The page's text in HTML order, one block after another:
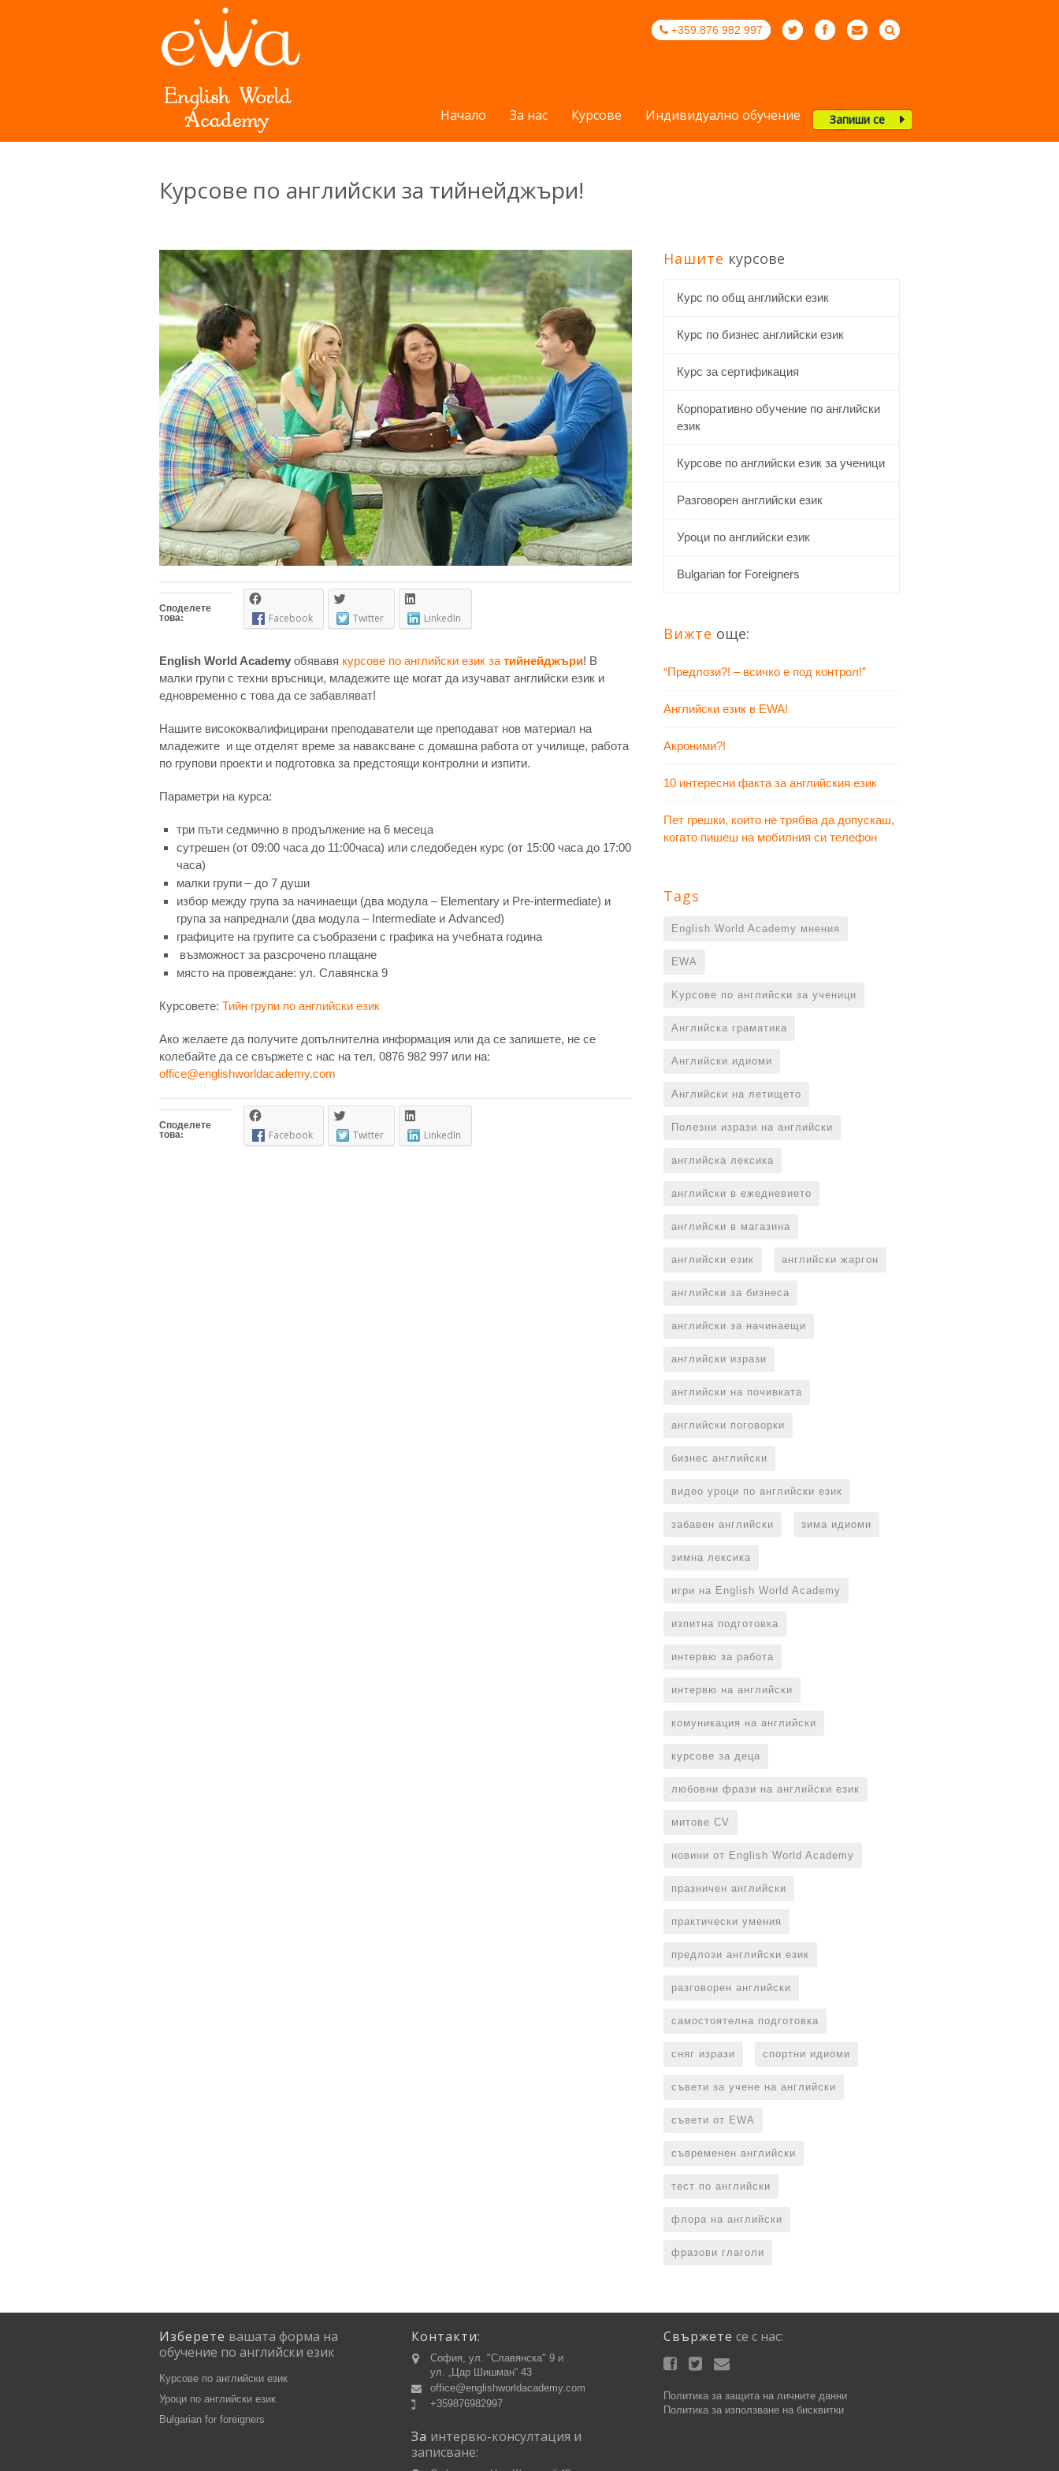
Начало За нас Курсове Индивидуално обучение Запиши се
+359.876 982 997
Курсове по английски за тийнейджъри!
Споделете
това: Facebook Twitter LinkedIn
English World Academy обявавя курсове по английски език за тийнейджъри! В
малки групи с техни връсници, младежите ще могат да изучават английски език и
едновременно с това да се забавляват!
Нашите висококвалифицирани преподаватели ще преподават нов материал на
младежите и ще отделят време за наваксване с домашна работа от училище, работа
по групови проекти и подготовка за предстоящи контролни и изпити.
Параметри на курса:
три пъти седмично в продължение на 6 месеца
сутрешен (от 09:00 часа до 11:00часа) или следобеден курс (от 15:00 часа до 17:00
часа)
малки групи – до 7 души
избор между група за начинаещи (два модула – Elementary и Pre-intermediate) и
група за напреднали (два модула – Intermediate и Advanced)
графиците на групите са съобразени с графика на учебната година
възможност за разсрочено плащане
място на провеждане: ул. Славянска 9
Курсовете: Тийн групи по английски език
Ако желаете да получите допълнителна информация или да се запишете, не се
колебайте да се свържете с нас на тел. 0876 982 997 или на:
office@englishworldacademy.com
Споделете
това: Facebook Twitter LinkedIn
Нашите курсове
Курс по общ английски език
Курс по бизнес английски език
Курс за сертификация
Корпоративно обучение по английски
език
Курсове по английски език за ученици
Разговорен английски език
Уроци по английски език
Bulgarian for Foreigners
Вижте още:
“Предлози?! – всичко е под контрол!”
Английски език в EWA!
Акроними?!
10 интересни факта за английския език
Пет грешки, които не трябва да допускаш,
когато пишеш на мобилния си телефон
Tags
English World Academy мнения
EWA
Kурсове по английски за ученици
Английска граматика
Английски идиоми
Английски на летището
Полезни изрази на английски
английска лексика
английски в ежедневието
английски в магазина
английски език английски жаргон
английски за бизнеса
английски за начинаещи
английски изрази
английски на почивката
английски поговорки
бизнес английски
видео уроци по английски език
забавен английски зима идиоми
зимна лексика
игри на English World Academy
изпитна подготовка
интервю за работа
интервю на английски
комуникация на английски
курсове за деца
любовни фрази на английски език
митове CV
новини от English World Academy
празничен английски
практически умения
предлози английски език
разговорен английски
самостоятелна подготовка
сняг изрази спортни идиоми
съвети за учене на английски
съвети от EWA
съвременен английски
тест по английски
флора на английски
фразови глаголи
Изберете вашата форма на
обучение по английски език
Курсове по английски език
Уроци по английски език
Bulgarian for foreigners
Контакти:
София, ул. "Славянска" 9 и
ул. „Цар Шишман“ 43
office@englishworldacademy.com
+359876982997
За интервю-консултация и
записване:
Свържете се с нас:
Политика за защита на личните данни
Политика за използване на бисквитки